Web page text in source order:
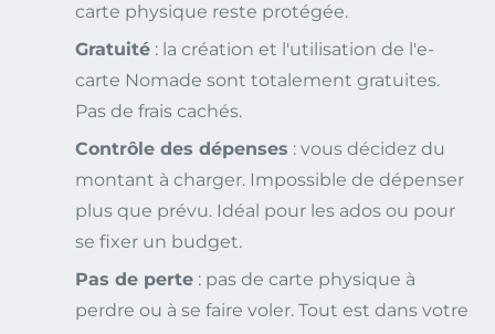
carte physique reste protégée.
Gratuité : la création et l'utilisation de l'e-
carte Nomade sont totalement gratuites.
Pas de frais cachés.
Contrôle des dépenses : vous décidez du
montant à charger. Impossible de dépenser
plus que prévu. Idéal pour les ados ou pour
se fixer un budget.
Pas de perte : pas de carte physique à
perdre ou à se faire voler. Tout est dans votre